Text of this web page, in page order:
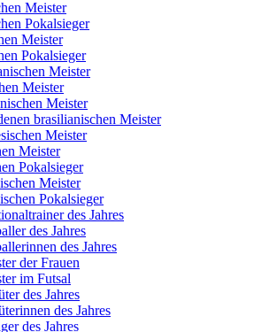
Meister
Pokalsieger
Meister
Pokalsieger
Meister
Meister
Meister
brasilianischen Meister
Meister
Meister
Pokalsieger
Meister
Pokalsieger
des Jahres
des Jahres
des Jahres
der Frauen
im Futsal
des Jahres
des Jahres
des Jahres